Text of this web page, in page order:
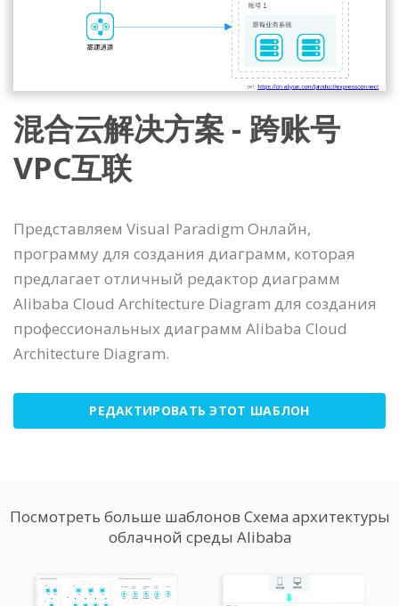
混合云解决方案 - 跨账号
VPC互联
Представляем Visual Paradigm Онлайн,
программу для создания диаграмм, которая
предлагает отличный редактор диаграмм
Alibaba Cloud Architecture Diagram для создания
профессиональных диаграмм Alibaba Cloud
Architecture Diagram.
РЕДАКТИРОВАТЬ ЭТОТ ШАБЛОН
Посмотреть больше шаблонов Схема архитектуры
облачной среды Alibaba